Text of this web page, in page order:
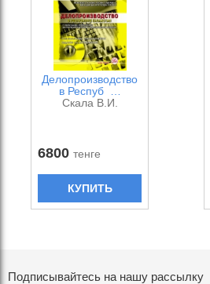
Делопроизводство
в Респуб …
Скала В.И.
6800тенге
КУПИТЬ
Подписывайтесь на нашу рассылку